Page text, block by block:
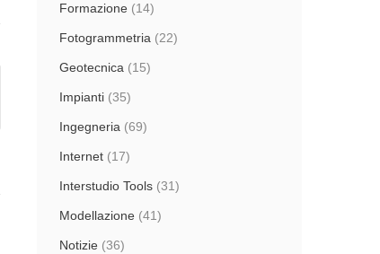
Formazione (14)
Fotogrammetria (22)
Geotecnica (15)
Impianti (35)
Ingegneria (69)
Internet (17)
Interstudio Tools (31)
Modellazione (41)
Notizie (36)